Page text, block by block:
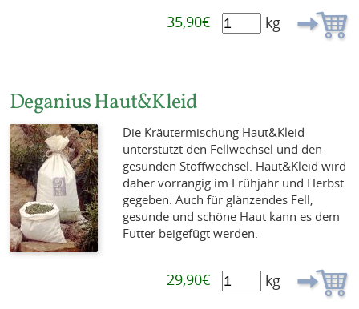
35,90€ kg
Deganius Haut&Kleid
Die Kräutermischung Haut&Kleid
unterstützt den Fellwechsel und den
gesunden Stoffwechsel. Haut&Kleid wird
daher vorrangig im Frühjahr und Herbst
gegeben. Auch für glänzendes Fell,
gesunde und schöne Haut kann es dem
Futter beigefügt werden.
29,90€ kg